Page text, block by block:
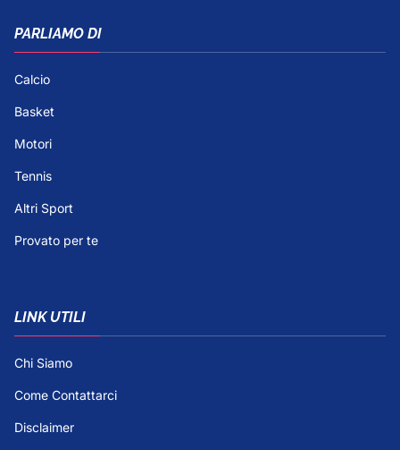
PARLIAMO DI
Calcio
Basket
Motori
Tennis
Altri Sport
Provato per te
LINK UTILI
Chi Siamo
Come Contattarci
Disclaimer